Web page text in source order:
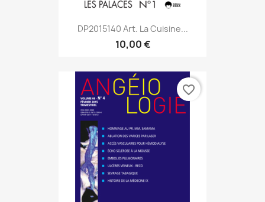
DP2015140 Art. La Cuisine...
10,00 €
favorite_border